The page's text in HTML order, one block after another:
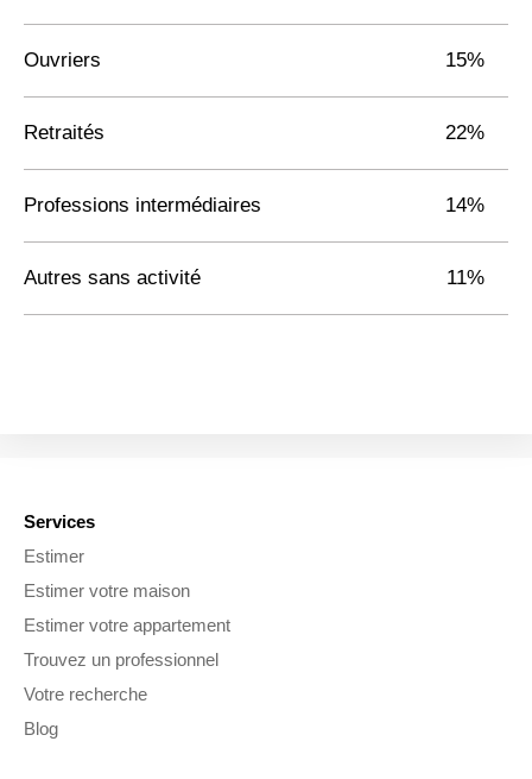
Ouvriers 15%
Retraités 22%
Professions intermédiaires 14%
Autres sans activité 11%
Services
Estimer
Estimer votre maison
Estimer votre appartement
Trouvez un professionnel
Votre recherche
Blog